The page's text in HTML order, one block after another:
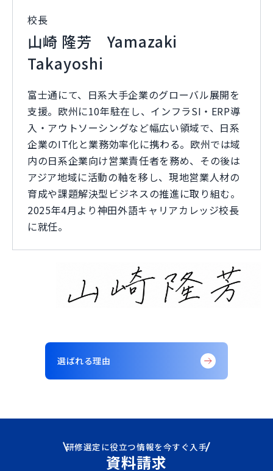
校長
山崎 隆芳 Yamazaki
Takayoshi
富士通にて、日系大手企業のグローバル展開を
支援。欧州に10年駐在し、インフラSI・ERP導
入・アウトソーシングなど幅広い領域で、日系
企業のIT化と業務効率化に携わる。欧州では域
内の日系企業向け営業責任者を務め、その後は
アジア地域に活動の軸を移し、現地営業人材の
育成や課題解決型ビジネスの推進に取り組む。
2025年4月より神田外語キャリアカレッジ校長
に就任。
選ばれる理由
研修選定に役立つ情報を今すぐ入手
資料請求